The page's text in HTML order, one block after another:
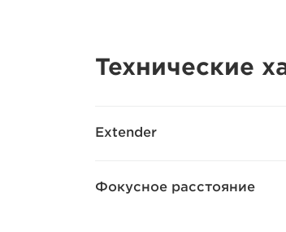
Технические
Extender
Фокусное расстояние